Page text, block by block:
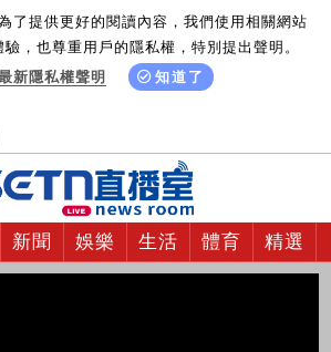
了提供更好的閱讀內容，我們使用相關網站
，也尊重用戶的隱私權，特別提出聲明。
新隱私權聲明
知道了
新聞 娛樂 生活 體育 精選